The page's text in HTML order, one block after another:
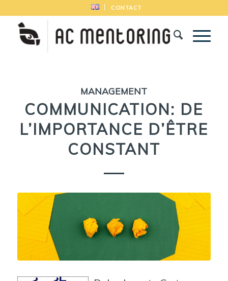
CONTACT
MANAGEMENT
COMMUNICATION: DE
L’IMPORTANCE D’ÊTRE
CONSTANT